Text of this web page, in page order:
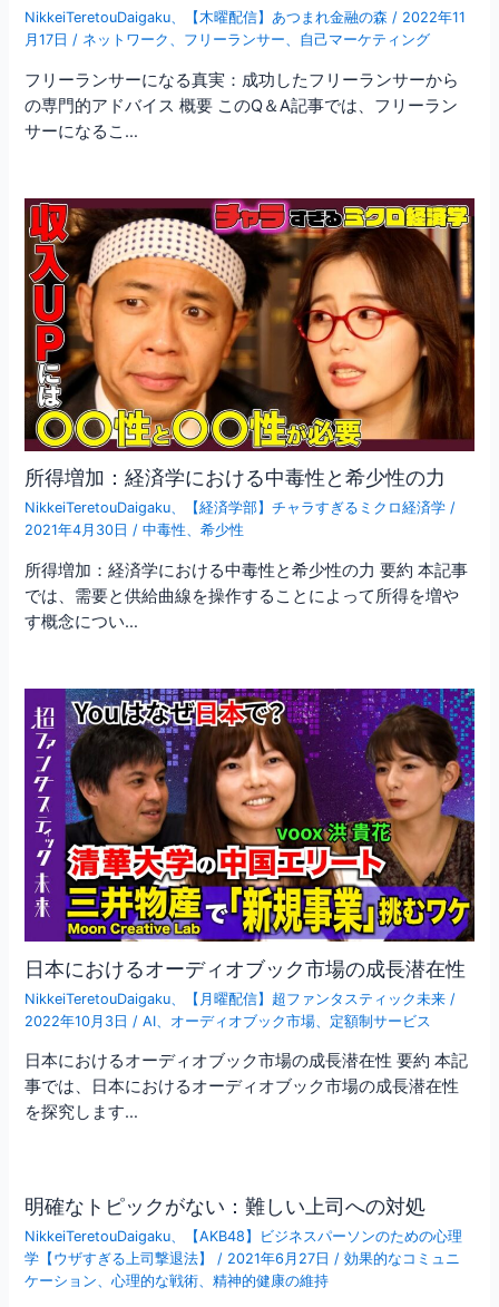
NikkeiTeretouDaigaku、 【木曜配信】あつまれ金融の森 / 2022年11
月17日 / ネットワーク 、 フリーランサー、 自己マーケティング
フリーランサーになる真実：成功したフリーランサーから
の専門的アドバイス 概要 このQ＆A記事では、フリーラン
サーになるこ…
所得増加：経済学における中毒性と希少性の力
NikkeiTeretouDaigaku、 【経済学部】チャラすぎるミクロ経済学 /
2021年4月30日 /中毒性、希少性
所得増加：経済学における中毒性と希少性の力 要約 本記事
では、需要と供給曲線を操作することによって所得を増や
す概念につい…
日本におけるオーディオブック市場の成長潜在性
NikkeiTeretouDaigaku 【月曜配信】超ファンタスティック未来 /
2022年10月3日 /AI オーディオブック市場 定額制サービス
日本におけるオーディオブック市場の成長潜在性 要約 本記
事では、日本におけるオーディオブック市場の成長潜在性
を探究します…
明確なトピックがない：難しい上司への対処
NikkeiTeretouDaigaku、
【AKB48】ビジネスパーソンのための心理
学【ウザすぎる上司撃退法】
/ 2021年6月27日 /効果的なコミュニ
ケーション、心理的な戦術、精神的健康の維持